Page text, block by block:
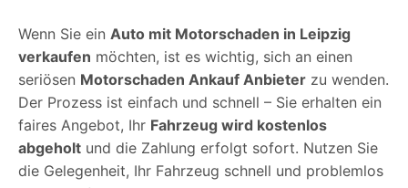
Wenn Sie ein Auto mit Motorschaden in Leipzig
verkaufen möchten, ist es wichtig, sich an einen
seriösen Motorschaden Ankauf Anbieter zu wenden.
Der Prozess ist einfach und schnell – Sie erhalten ein
faires Angebot, Ihr Fahrzeug wird kostenlos
abgeholt und die Zahlung erfolgt sofort. Nutzen Sie
die Gelegenheit, Ihr Fahrzeug schnell und problemlos